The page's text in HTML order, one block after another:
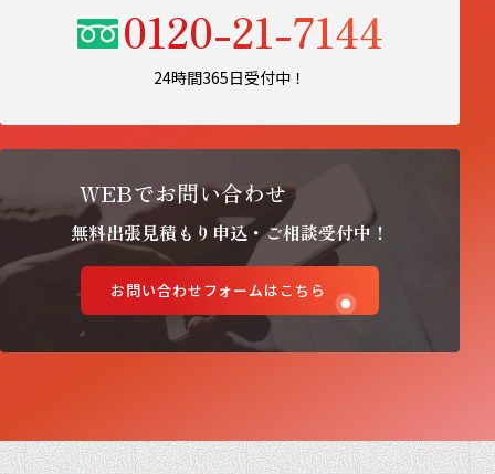
0120-21-7144
24時間365日受付中！
WEBでお問い合わせ
無料出張見積もり申込・ご相談受付中！
お問い合わせフォームはこちら